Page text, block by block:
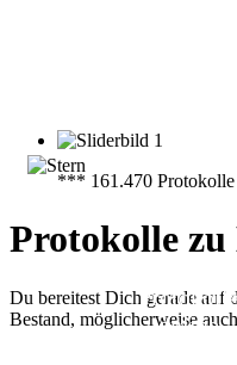
online
*** 161.470
Protokolle
Du bereitest Dich gerade auf
Bestand, möglicherweise